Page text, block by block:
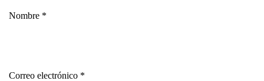
Nombre *
Correo electrónico *